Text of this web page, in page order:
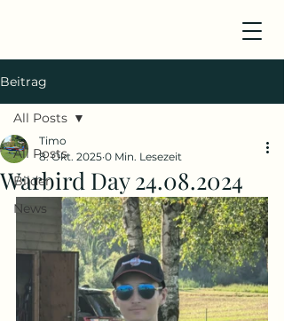
Beitrag
All Posts
Bilder
News
All Posts
Warbird Day 24.08.2024
Timo
8. Okt. 2025 0 Min. Lesezeit